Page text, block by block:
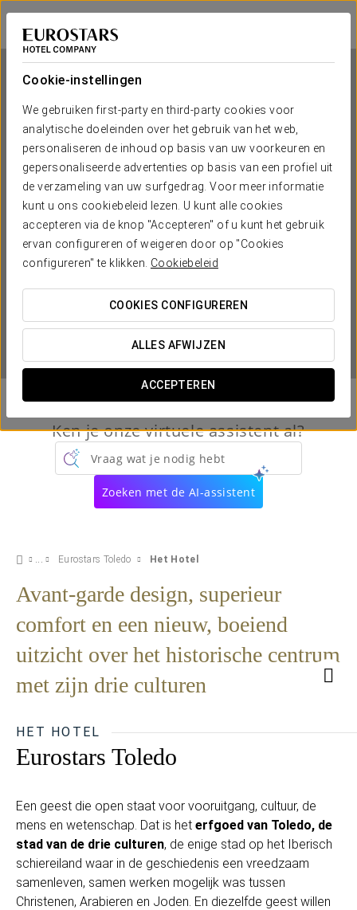
Cookie-instellingen
We gebruiken first-party en third-party cookies voor
analytische doeleinden over het gebruik van het web,
personaliseren de inhoud op basis van uw voorkeuren en
gepersonaliseerde advertenties op basis van een profiel uit
de verzameling van uw surfgedrag. Voor meer informatie
kunt u ons cookiebeleid lezen. U kunt alle cookies
accepteren via de knop "Accepteren" of u kunt het gebruik
ervan configureren of weigeren door op "Cookies
configureren" te klikken. Cookiebeleid
COOKIES CONFIGUREREN
ALLES AFWIJZEN
ACCEPTEREN
Eurostars Toledo
TOLEDO
Eurostars Toledo
TOLEDO
WANNEER WIL JE GAAN?
Ken je onze virtuele assistent al?
Vraag wat je nodig hebt
Zoeken met de AI-assistent
Eurostars Toledo Het Hotel
Avant-garde design, superieur
comfort en een nieuw, boeiend
uitzicht over het historische centrum
met zijn drie culturen
HET HOTEL
Eurostars Toledo
Een geest die open staat voor vooruitgang, cultuur, de
mens en wetenschap. Dat is het erfgoed van Toledo, de
stad van de drie culturen, de enige stad op het Iberisch
schiereiland waar in de geschiedenis een vreedzaam
samenleven, samen werken mogelijk was tussen
Christenen, Arabieren en Joden. En diezelfde geest willen